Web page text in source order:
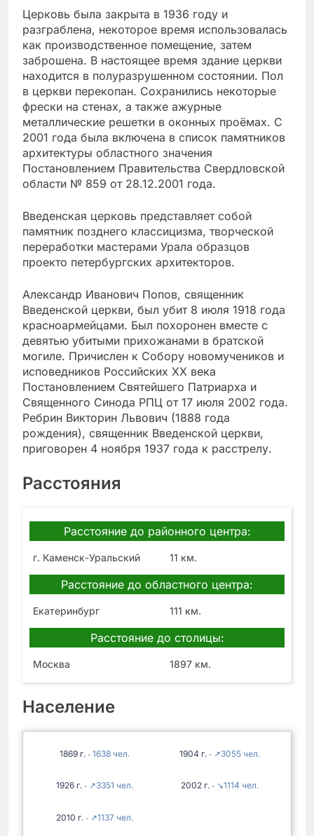
Церковь была закрыта в 1936 году и
разграблена, некоторое время использовалась
как производственное помещение, затем
заброшена. В настоящее время здание церкви
находится в полуразрушенном состоянии. Пол
в церкви перекопан. Сохранились некоторые
фрески на стенах, а также ажурные
металлические решетки в оконных проёмах. С
2001 года была включена в список памятников
архитектуры областного значения
Постановлением Правительства Свердловской
области № 859 от 28.12.2001 года.
Введенская церковь представляет собой
памятник позднего классицизма, творческой
переработки мастерами Урала образцов
проекто петербургских архитекторов.
Александр Иванович Попов, священник
Введенской церкви, был убит 8 июля 1918 года
красноармейцами. Был похоронен вместе с
девятью убитыми прихожанами в братской
могиле. Причислен к Собору новомучеников и
исповедников Российских XX века
Постановлением Святейшего Патриарха и
Священного Синода РПЦ от 17 июля 2002 года.
Ребрин Викторин Львович (1888 года
рождения), священник Введенской церкви,
приговорен 4 ноября 1937 года к расстрелу.
Расстояния
Расстояние до районного центра:
г. Каменск-Уральский 11 км.
Расстояние до областного центра:
Екатеринбург 111 км.
Расстояние до столицы:
Москва 1897 км.
Население
1869 - 1638 1904 - ↗3055
1926 - ↗3351 2002 - ↘1114
2010 - ↗1137